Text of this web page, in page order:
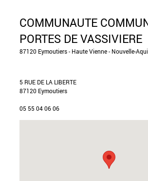
COMMUNAUTE
PORTES DE VASSIVIERE
87120 Eymoutiers - Haute Vienne - Nouvelle-
5 RUE DE LA LIBERTE
87120 Eymoutiers
05 55 04 06 06